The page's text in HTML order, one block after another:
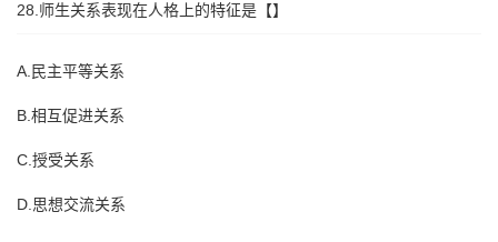
28.师生关系表现在人格上的特征是【】
A.民主平等关系
B.相互促进关系
C.授受关系
D.思想交流关系